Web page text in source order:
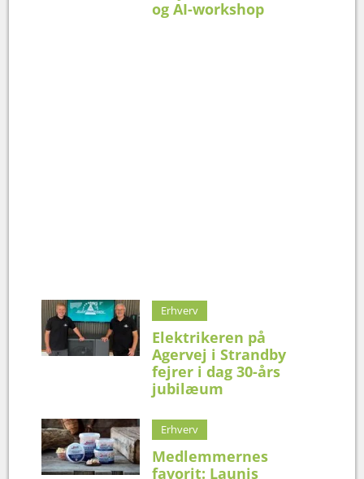
og AI-workshop
Erhverv
Elektrikeren på
Agervej i Strandby
fejrer i dag 30-års
jubilæum
Erhverv
Medlemmernes
favorit: Launis